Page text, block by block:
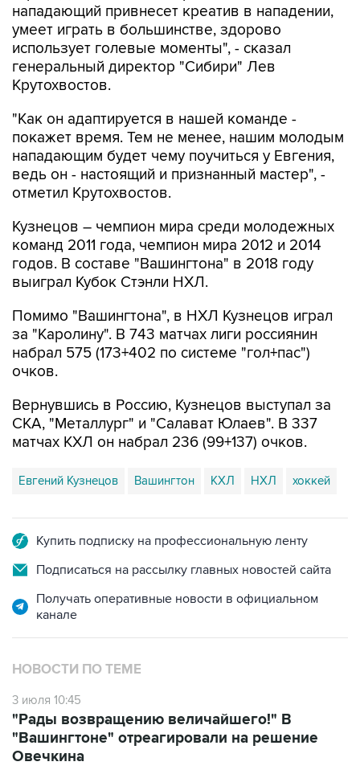
нападающий привнесет креатив в нападении,
умеет играть в большинстве, здорово
использует голевые моменты", - сказал
генеральный директор "Сибири" Лев
Крутохвостов.
"Как он адаптируется в нашей команде -
покажет время. Тем не менее, нашим молодым
нападающим будет чему поучиться у Евгения,
ведь он - настоящий и признанный мастер", -
отметил Крутохвостов.
Кузнецов – чемпион мира среди молодежных
команд 2011 года, чемпион мира 2012 и 2014
годов. В составе "Вашингтона" в 2018 году
выиграл Кубок Стэнли НХЛ.
Помимо "Вашингтона", в НХЛ Кузнецов играл
за "Каролину". В 743 матчах лиги россиянин
набрал 575 (173+402 по системе "гол+пас")
очков.
Вернувшись в Россию, Кузнецов выступал за
СКА, "Металлург" и "Салават Юлаев". В 337
матчах КХЛ он набрал 236 (99+137) очков.
Евгений Кузнецов Вашингтон КХЛ НХЛ хоккей
Купить подписку на профессиональную ленту
Подписаться на рассылку главных новостей сайта
Получать оперативные новости в официальном
канале
НОВОСТИ ПО ТЕМЕ
3 июля 10:45
"Рады возвращению величайшего!" В
"Вашингтоне" отреагировали на решение
Овечкина